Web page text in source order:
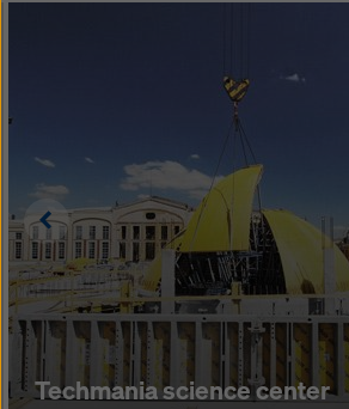
Techmania science center
Left